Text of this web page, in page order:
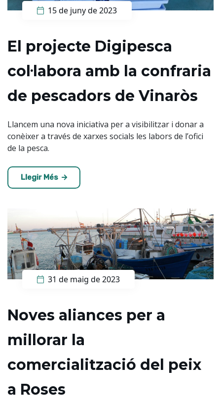
15 de juny de 2023
El projecte Digipesca
col·labora amb la confraria
de pescadors de Vinaròs
Llancem una nova iniciativa per a visibilitzar i donar a
conèixer a través de xarxes socials les labors de l’ofici
de la pesca.
Llegir Més
31 de maig de 2023
Noves aliances per a
millorar la
comercialització del peix
a Roses